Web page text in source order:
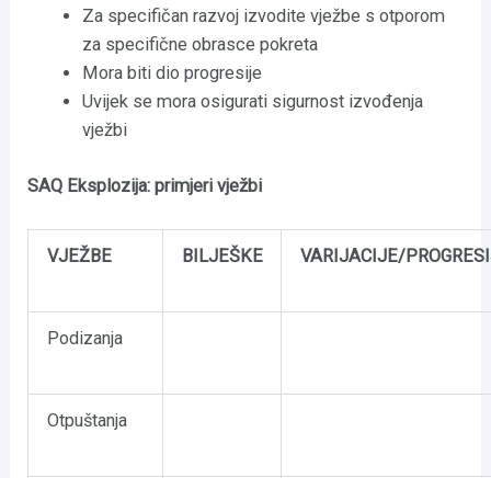
Za specifičan razvoj izvodite vježbe s otporom
za specifične obrasce pokreta
Mora biti dio progresije
Uvijek se mora osigurati sigurnost izvođenja
vježbi
SAQ Eksplozija: primjeri vježbi
VJEŽBE BILJEŠKE VARIJACIJE/
Podizanja
Otpuštanja